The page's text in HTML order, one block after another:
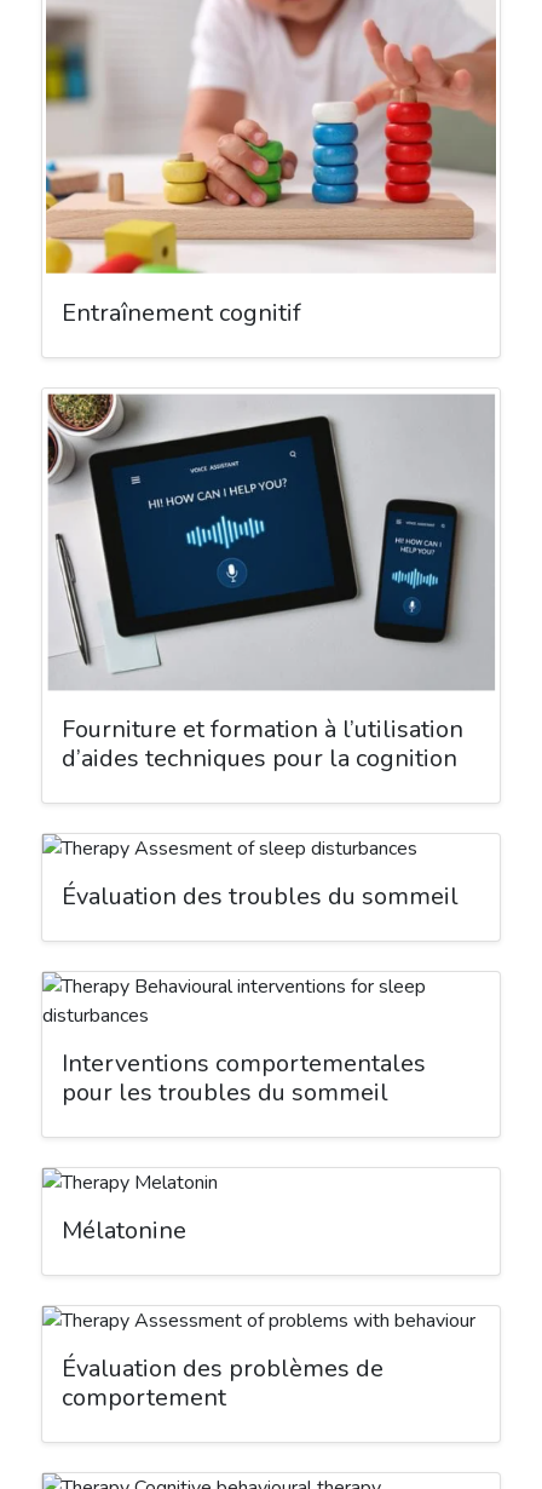
Entraînement cognitif
Fourniture et formation à l’utilisation
d’aides techniques pour la cognition
Évaluation des troubles du sommeil
Interventions comportementales
pour les troubles du sommeil
Mélatonine
Évaluation des problèmes de
comportement